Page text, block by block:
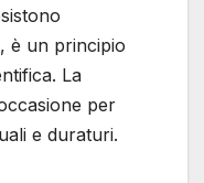
è un principio
La
per
e duraturi.